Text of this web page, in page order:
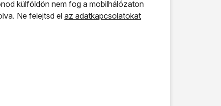
külföldön nem fog a mobilhálózaton
Ne felejtsd elaz adatkapcsolatokat